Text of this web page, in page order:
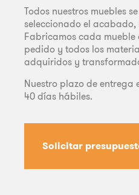
Todos nuestros muebles
seleccionado el acabado,
Fabricamos cada
pedido y todos los
adquiridos y
Nuestro plazo de entrega
40 días hábiles.
Solicitar